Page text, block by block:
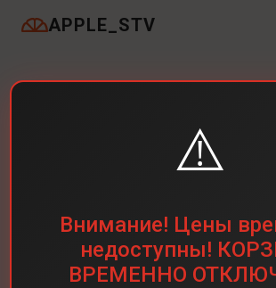
APPLE_STV
⚠️
Внимание! Цены
недоступны!
ВРЕМЕННО